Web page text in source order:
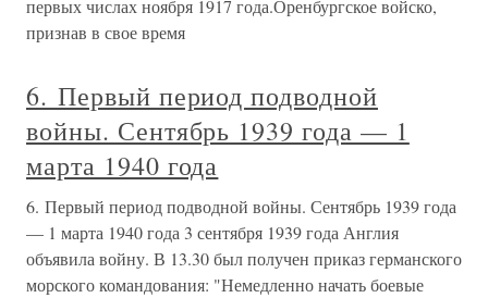
первых числах ноября 1917 года.Оренбургское войско,
признав в свое время
6. Первый период подводной
войны. Сентябрь 1939 года — 1
марта 1940 года
6. Первый период подводной войны. Сентябрь 1939 года
— 1 марта 1940 года 3 сентября 1939 года Англия
объявила войну. В 13.30 был получен приказ германского
морского командования: "Немедленно начать боевые